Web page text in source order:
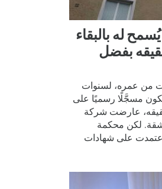
له بالبقاء
بفضل
من عمره، لسنوات
مسجَّلًا رسميًا على
عارضت شركة
لكن محكمة
اعتمدت على شهادات